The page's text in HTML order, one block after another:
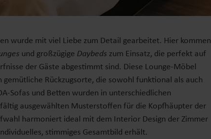
wurde mit viel Liebe zum Detail gearbeitet. Hier kommen
und großzügige Daybeds zum Einsatz, die perfekt auf
der Gäste abgestimmt sind. Diese Lounge-Möbel
Rückzugsorte, die sowohl funktional als auch
Sofas und Betten wurden in unterschiedlichen
ausgewählten Musterstoffen für die Kopfhäupter der
harmoniert ideal mit dem Interior Design der Zimmer
stimmiges Gesamtbild erhält.